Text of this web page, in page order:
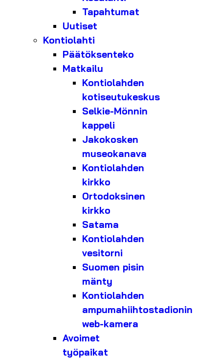
Tapahtumat
Uutiset
Kontiolahti
Päätöksenteko
Matkailu
Kontiolahden
kotiseutukeskus
Selkie-Mönnin
kappeli
Jakokosken
museokanava
Kontiolahden
kirkko
Ortodoksinen
kirkko
Satama
Kontiolahden
vesitorni
Suomen pisin
mänty
Kontiolahden
ampumahiihtostadionin
web-kamera
Avoimet
työpaikat